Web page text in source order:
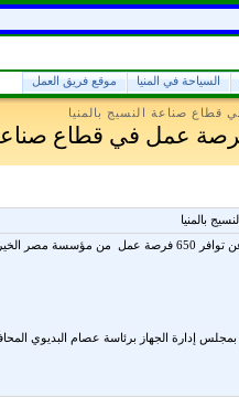
السياحة في المنيا موقع فريق العمل
أعلن جهاز تشغيل شباب الخريجين بمحافظة المنيا